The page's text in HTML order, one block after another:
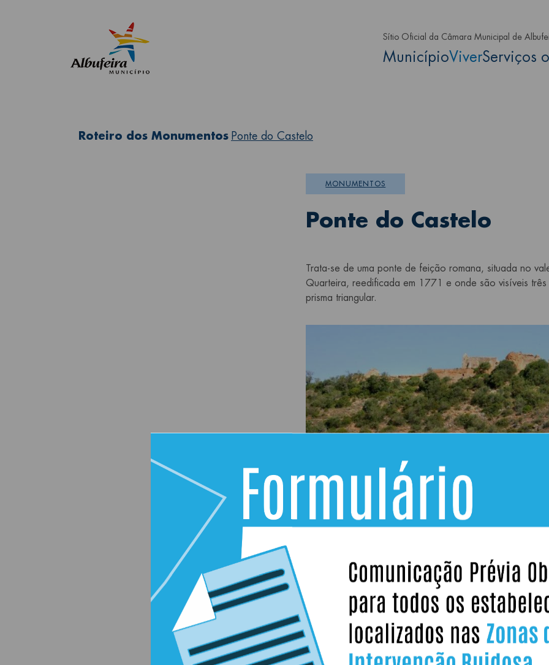
Sítio Oficial da Câmara Municipal de
Main navigation
MunicípioViverServiços
Roteiro dos Monumentos Ponte do Castelo
MONUMENTOS
Ponte do Castelo
Trata-se de uma ponte de feição romana, situada no
Quarteira, reedificada em 1771 e onde são visíveis
prisma triangular.